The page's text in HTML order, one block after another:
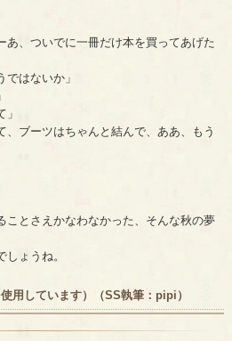
あ、ついでに一冊だけ本を買ってあげた
ではないか」
、ブーツはちゃんと結んで、ああ、もう
さえかなわなかった、そんな秋の夢
ょうね。
用しています）（SS執筆： pipi ）